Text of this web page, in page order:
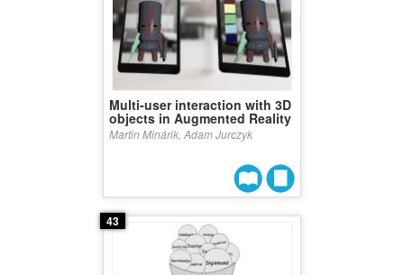
Multi-user interaction with 3D
objects in Augmented Reality
Martin Minárik, Adam Jurczyk
43